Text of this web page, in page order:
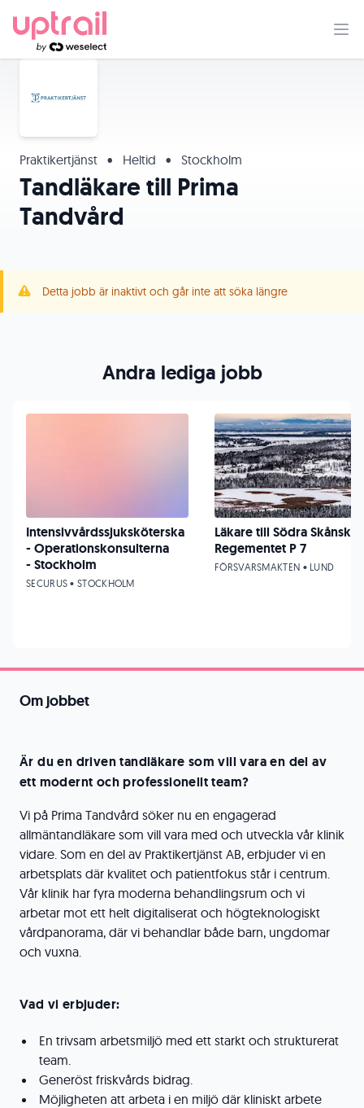
Praktikertjänst • Heltid • Stockholm
Tandläkare till Prima
Tandvård
Detta jobb är inaktivt och går inte att söka längre
Om jobbet
Är du en driven tandläkare som vill vara en del av
ett modernt och professionellt team?
Vi på Prima Tandvård söker nu en engagerad
allmäntandläkare som vill vara med och utveckla vår klinik
vidare. Som en del av Praktikertjänst AB, erbjuder vi en
arbetsplats där kvalitet och patientfokus står i centrum.
Vår klinik har fyra moderna behandlingsrum och vi
arbetar mot ett helt digitaliserat och högteknologiskt
vårdpanorama, där vi behandlar både barn, ungdomar
och vuxna.
Vad vi erbjuder:
En trivsam arbetsmiljö med ett starkt och strukturerat
team.
Generöst friskvårds bidrag.
Möjligheten att arbeta i en miljö där kliniskt arbete
Andra lediga jobb
Intensivvårdssjuksköterska
- Operationskonsulterna
- Stockholm
SECURUS • STOCKHOLM
Läkare till Södra Skånska
Regementet P 7
FÖRSVARSMAKTEN • LUND